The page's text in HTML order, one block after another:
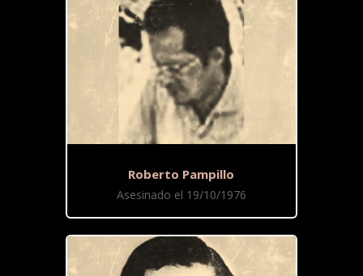
Roberto Pampillo
Asesinado el 19/10/1976